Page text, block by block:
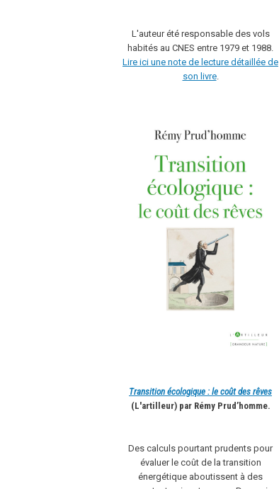
L'auteur été responsable des vols
habités au CNES entre 1979 et 1988.
Lire ici une note de lecture détaillée de
son livre.
Transition écologique : le coût des rêves
(L'artilleur) par Rémy Prud’homme.
Des calculs pourtant prudents pour
évaluer le coût de la transition
énergétique aboutissent à des